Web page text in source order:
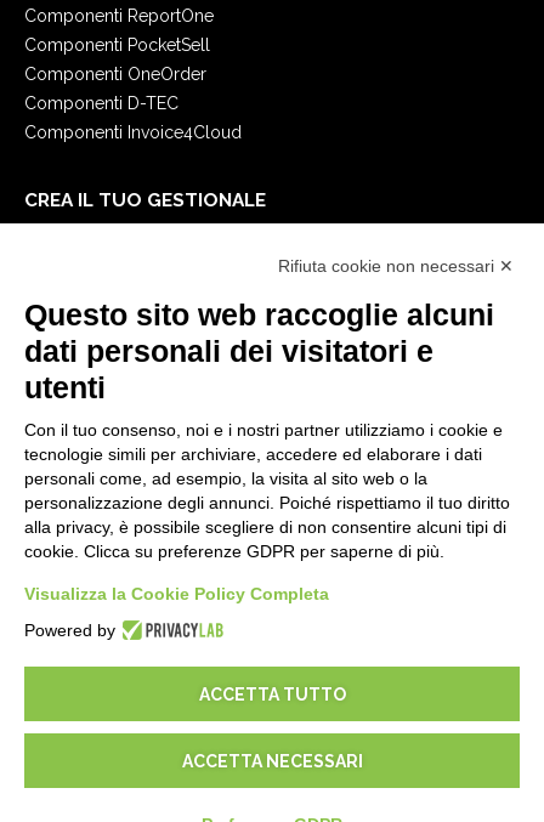
Componenti ReportOne
Componenti PocketSell
Componenti OneOrder
Componenti D-TEC
Componenti Invoice4Cloud
CREA IL TUO GESTIONALE
E-Book
Blog
NOTE LEGALI
Informative Privacy
Security Policy
Documentazione contrattuale e GDPR
Condizioni generali di fornitura
Condizioni di vendita
Condizioni del servizio di supporto
Impostazioni cookie
© 2026D-One Software House- Tutti i diritti sono riservati - P.IVA:
Rifiuta cookie non necessari ✕
Questo sito web raccoglie alcuni
dati personali dei visitatori e
utenti
Con il tuo consenso, noi e i nostri partner utilizziamo i cookie e
tecnologie simili per archiviare, accedere ed elaborare i dati
personali come, ad esempio, la visita al sito web o la
personalizzazione degli annunci. Poiché rispettiamo il tuo diritto
alla privacy, è possibile scegliere di non consentire alcuni tipi di
cookie. Clicca su preferenze GDPR per saperne di più.
Visualizza la Cookie Policy Completa
Powered by
ACCETTA TUTTO
ACCETTA NECESSARI